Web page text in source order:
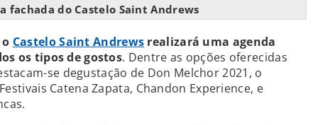
fachada do Castelo Saint Andrews
Castelo Saint Andrews realizará uma agenda
os tipos de gostos. Dentre as opções oferecidas
se degustação de Don Melchor 2021, o
Catena Zapata, Chandon Experience, e